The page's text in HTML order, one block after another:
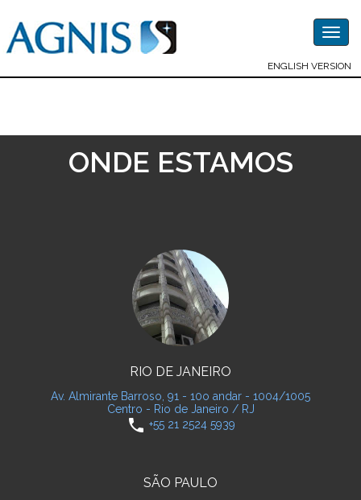
ENGLISH VERSION
ONDE ESTAMOS
RIO DE JANEIRO
Av. Almirante Barroso, 91 - 10o andar - 1004/1005
Centro - Rio de Janeiro / RJ
phone +55 21 2524 5939
SÃO PAULO